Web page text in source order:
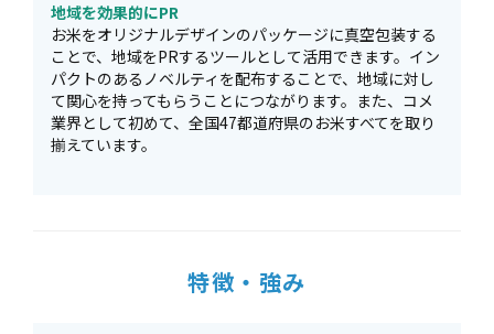
地域を効果的にPR
お米をオリジナルデザインのパッケージに真空包装する
ことで、地域をPRするツールとして活用できます。イン
パクトのあるノベルティを配布することで、地域に対し
て関心を持ってもらうことにつながります。また、コメ
業界として初めて、全国47都道府県のお米すべてを取り
揃えています。
特徴・強み